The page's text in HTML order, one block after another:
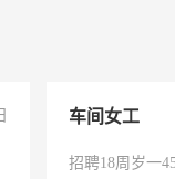
车间女工
招聘18周岁一